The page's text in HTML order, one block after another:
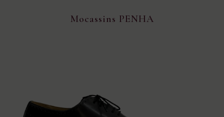
Mocassins PENHA